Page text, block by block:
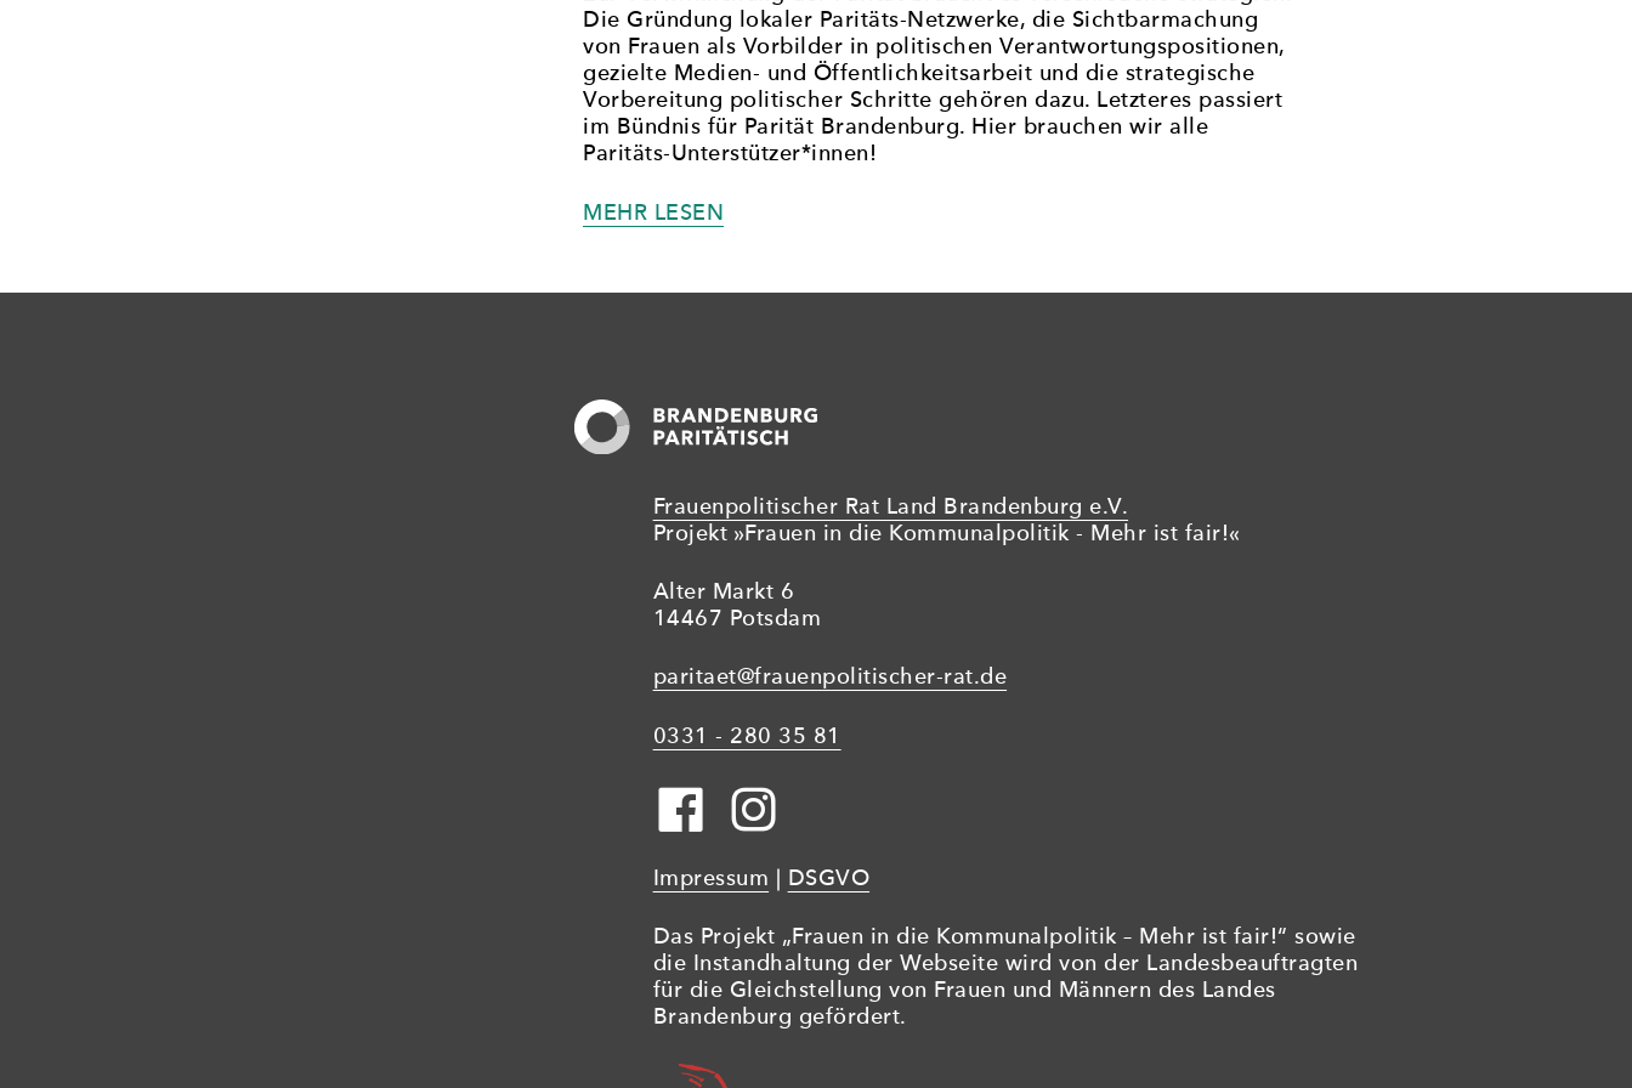
Die Gründung lokaler Paritäts-Netzwerke, die Sichtbarmachung
von Frauen als Vorbilder in politischen Verantwortungspositionen,
gezielte Medien- und Öffentlichkeitsarbeit und die strategische
Vorbereitung politischer Schritte gehören dazu. Letzteres passiert
im Bündnis für Parität Brandenburg. Hier brauchen wir alle
Paritäts-Unterstützer*innen!
MEHR LESEN
DIE
FÜR
Frauenpolitischer Rat Land Brandenburg e.V.
Projekt »Frauen in die Kommunalpolitik - Mehr ist fair!«
Alter Markt 6
14467 Potsdam
paritaet@frauenpolitischer-rat.de
0331 - 280 35 81
Impressum DSGVO
Das Projekt „Frauen in die Kommunalpolitik – Mehr ist fair!“ sowie
die Instandhaltung der Webseite wird von der Landesbeauftragten
für die Gleichstellung von Frauen und Männern des Landes
Brandenburg gefördert.